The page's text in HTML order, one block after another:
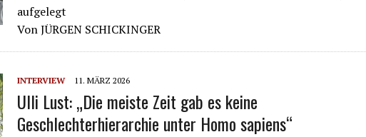
aufgelegt
Von JÜRGEN SCHICKINGER
INTERVIEW 11. MÄRZ 2026
Ulli Lust: „Die meiste Zeit gab es keine
Geschlechterhierarchie unter Homo sapiens“